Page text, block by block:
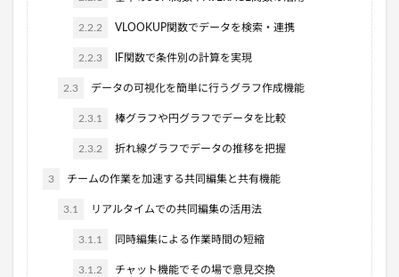
2.2.2 VLOOKUP関数でデータを検索・連携
2.2.3 IF関数で条件別の計算を実現
2.3 データの可視化を簡単に行うグラフ作成機能
2.3.1 棒グラフや円グラフでデータを比較
2.3.2 折れ線グラフでデータの推移を把握
3 チームの作業を加速する共同編集と共有機能
3.1 リアルタイムでの共同編集の活用法
3.1.1 同時編集による作業時間の短縮
3.1.2 チャット機能でその場で意見交換